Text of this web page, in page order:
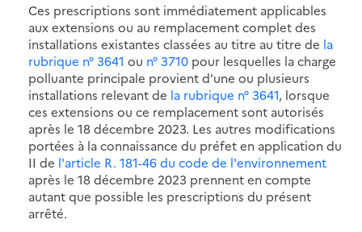
Ces prescriptions sont immédiatement applicables
aux extensions ou au remplacement complet des
installations existantes classées au titre au titre de la
rubrique n° 3641 ou n° 3710 pour lesquelles la charge
polluante principale provient d'une ou plusieurs
installations relevant de la rubrique n° 3641, lorsque
ces extensions ou ce remplacement sont autorisés
après le 18 décembre 2023. Les autres modifications
portées à la connaissance du préfet en application du
II de l'article R. 181-46 du code de l'environnement
après le 18 décembre 2023 prennent en compte
autant que possible les prescriptions du présent
arrêté.